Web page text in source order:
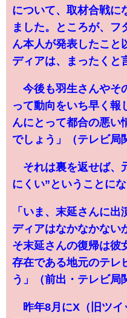
について、取材合戦に
ました。ところが、フ
ん本人が発表したこと
ディアは、まったくと
今後も羽生さんやそ
って動向をいち早く報
んにとって都合の悪い
でしょう」（テレビ局
それは裏を返せば、
にくい”ということにな
「いま、末延さんに
ディアはなかなかない
そ末延さんの復帰は彼
存在である地元のテレ
う」（前出・テレビ局
昨年8月にX（旧ツイ